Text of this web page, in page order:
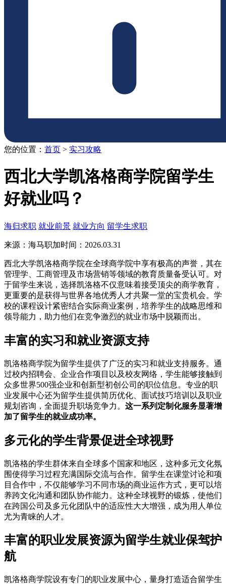
您的位置： 首页 > 实习攻略
西北大学凯洛格商学院留学生
好就业吗？
海归求职 就业前景 就业方向 留学生求职
来源：海马职加时间：2026.03.31
西北大学凯洛格商学院在全球商学院中享有极高的声誉，其在
管理学、工商管理及市场营销等领域的教育质量备受认可。对
于留学生来说，选择凯洛格不仅意味着接受顶尖的商学教育，
更重要的是获得与世界各地优秀人才共聚一堂的宝贵机会。学
校的课程设计紧密结合实际商业案例，培养学生的战略思维和
领导能力，助力他们在竞争激烈的就业市场中脱颖而出。
丰富的实习和就业资源支持
凯洛格商学院为留学生提供了广泛的实习和就业支持服务。通
过校内招聘会、企业合作项目以及校友网络，学生能够接触到
众多世界500强企业和创新型初创公司的职位信息。专业的职
业发展中心还为留学生提供简历优化、面试技巧培训以及职业
规划咨询，全面提升职场竞争力。 这一系列定制化服务显著增
加了留学生的就业成功率。
多元化的学生背景促进全球视野
凯洛格的学生群体来自全球多个国家和地区，这种多元文化氛
围使得学习过程充满国际交流与合作。留学生在课堂讨论和项
目合作中，不仅能够学习不同市场的商业运作方式，更可以培
养跨文化沟通和团队协作能力。这种全球视野的锻炼，使他们
在跨国公司及多元化团队中的适应性大大增强，成为用人单位
尤为青睐的人才。
丰富的职业发展资源为留学生就业保驾护
航
凯洛格商学院设有专门的职业发展中心，量身打造适合留学生